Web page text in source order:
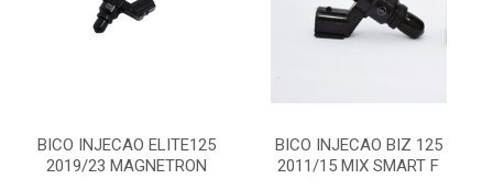
BICO INJECAO ELITE125
2019/23 MAGNETRON
BICO INJECAO BIZ 125
2011/15 MIX SMART F